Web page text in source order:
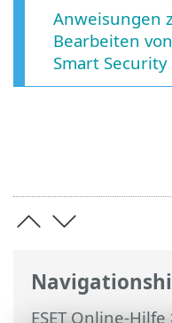
ESET Online-Hilfe
Anweisungen
Bearbeiten
Smart